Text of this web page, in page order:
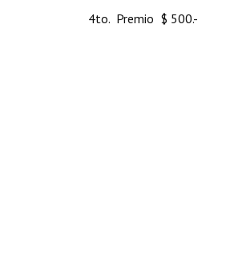
4to. Premio $ 500.-